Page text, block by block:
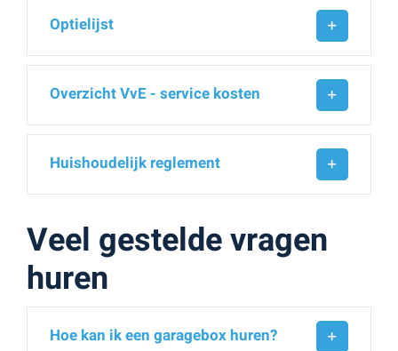
Optielijst
Overzicht VvE - service kosten
Huishoudelijk reglement
Veel gestelde vragen
huren
Hoe kan ik een garagebox huren?